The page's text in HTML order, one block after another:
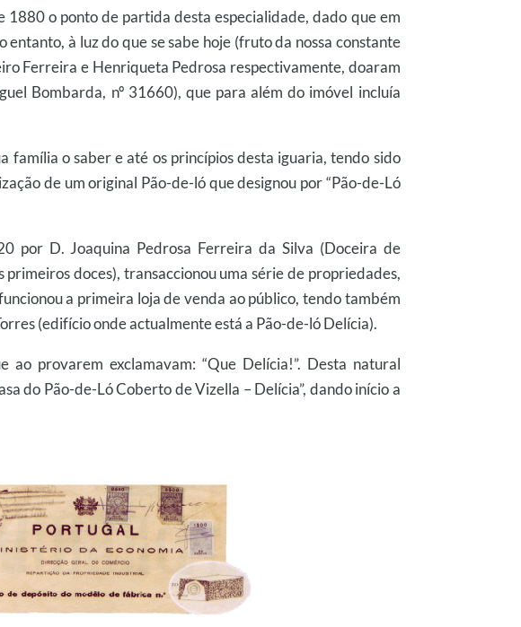
1880 o ponto de partida desta especialidade, dado que em
à luz do que se sabe hoje (fruto da nossa constante
Ferreira e Henriqueta Pedrosa respectivamente, doaram
Bombarda, nº 31660), que para além do imóvel incluía
família o saber e até os princípios desta iguaria, tendo sido
de um original Pão-de-ló que designou por “Pão-de-Ló
por D. Joaquina Pedrosa Ferreira da Silva (Doceira de
doces), transaccionou uma série de propriedades,
a primeira loja de venda ao público, tendo também
(edifício onde actualmente está a Pão-de-ló Delícia).
provarem exclamavam: “Que Delícia!”. Desta natural
do Pão-de-Ló Coberto de Vizella – Delícia”, dando início a